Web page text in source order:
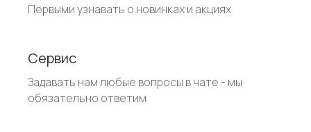
Первыми узнавать о новинках и акциях
Сервис
Задавать нам любые вопросы в чате - мы
обязательно ответим